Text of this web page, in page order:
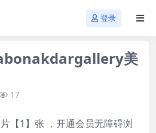
登录
美
17
【1】张 ，开通会员无障碍浏